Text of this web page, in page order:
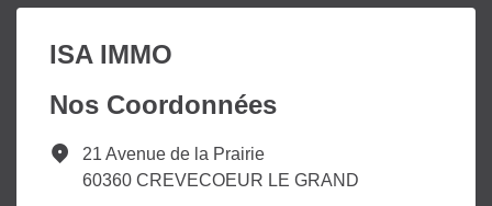
ISA IMMO
Nos Coordonnées
21 Avenue de la Prairie
60360 CREVECOEUR LE GRAND